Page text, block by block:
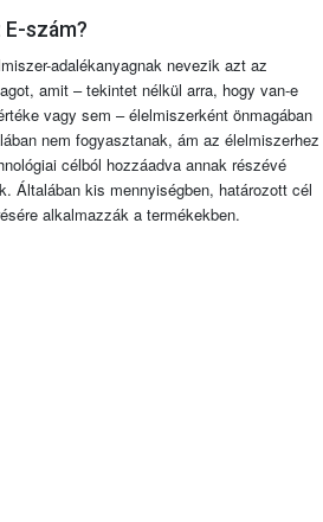
E-szám?
adalékanyagnak nevezik azt az
amit – tekintet nélkül arra, hogy van-e
vagy sem – élelmiszerként önmagában
nem fogyasztanak, ám az élelmiszerhez
célból hozzáadva annak részévé
Általában kis mennyiségben, határozott cél
alkalmazzák a termékekben.